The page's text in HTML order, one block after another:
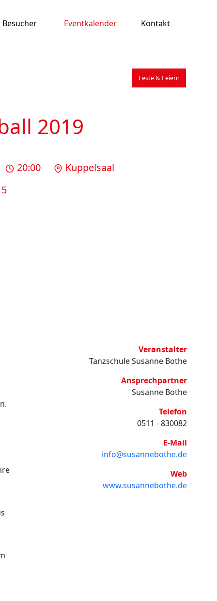
Besucher Eventkalender Kontakt
Feste & Feiern
2019
20:00
Kuppelsaal
Veranstalter
Tanzschule Susanne Bothe
Ansprechpartner
Susanne Bothe
Telefon
0511 - 830082
E-Mail
info@susannebothe.de
Web
www.susannebothe.de